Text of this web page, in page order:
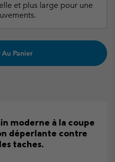
et plus large pour une
Panier
moderne à la coupe
déperlante contre
taches.